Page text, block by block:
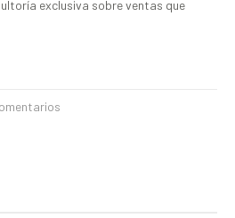
exclusiva sobre ventas que